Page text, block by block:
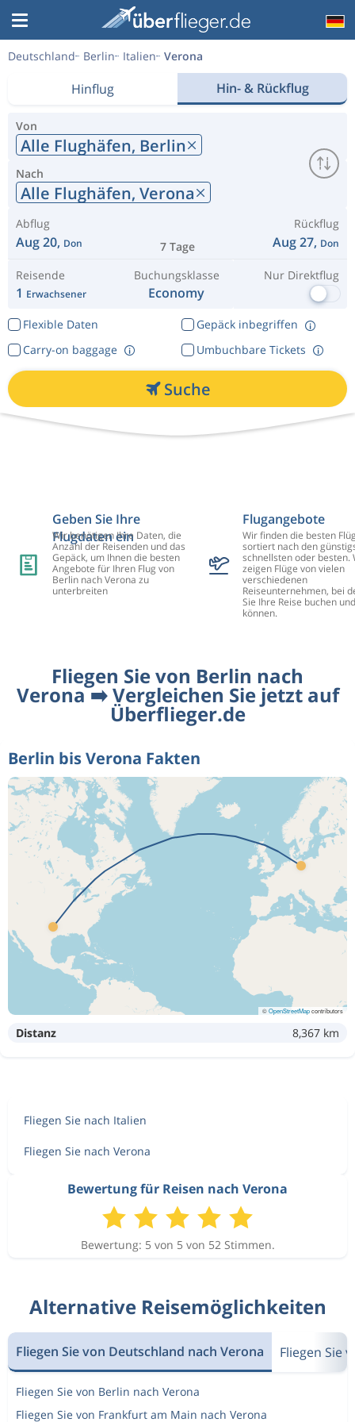
Deutschland Berlin Italien Verona
Hinflug Hin- & Rückflug
Von
Alle Flughäfen, Berlin
Nach
Alle Flughäfen, Verona
Abflug
Aug 20, Don 7 Tage
Rückflug
Aug 27, Don
Reisende
1 Erwachsener
Buchungsklasse
Economy
Nur Direktflug
Flexible Daten
Gepäck inbegriffen
Umbuchbare Tickets
Carry-on baggage
Suche
Geben Sie Ihre
Flugdaten ein
Wir benötigen Ihre Daten, die
Anzahl der Reisenden und das
Gepäck, um Ihnen die besten
Angebote für Ihren Flug von
Berlin nach Verona zu
unterbreiten
Flugangebote
Wir finden die besten
sortiert nach den
schnellsten oder besten.
zeigen Flüge von vielen
verschiedenen
Reiseunternehmen, bei
Sie Ihre Reise buchen
können.
Fliegen Sie von Berlin nach
Verona ➡️ Vergleichen Sie jetzt auf
Überflieger.de
Berlin bis Verona Fakten
©OpenStreetMapcontributors
Distanz 8,367 km
Fliegen Sie nach Italien
Fliegen Sie nach Verona
Bewertung für Reisen nach Verona
Bewertung: 5 von 5 von 52 Stimmen.
Alternative Reisemöglichkeiten
Fliegen Sie von Deutschland nach Verona Fliegen Sie
Fliegen Sie von Berlin nach Verona
Fliegen Sie von Frankfurt am Main nach Verona